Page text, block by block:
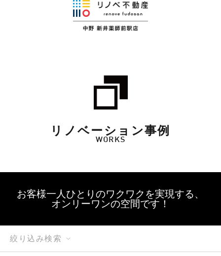
リノベーション事例
WORKS
お客様一人ひとりのワクワクを実現する、
オンリーワンの空間です！
絞り込み検索